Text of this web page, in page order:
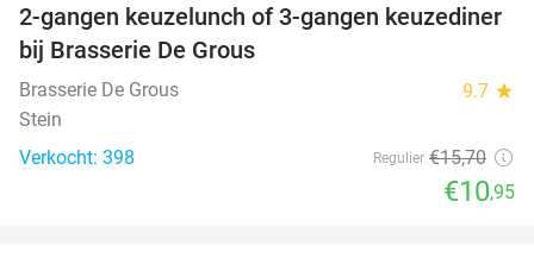
30%
2-gangen keuzelunch of 3-gangen keuzediner
bij Brasserie De Grous
Brasserie De Grous 9.7 star
Stein
Verkocht: 398
Regulier €15,70
€10,95